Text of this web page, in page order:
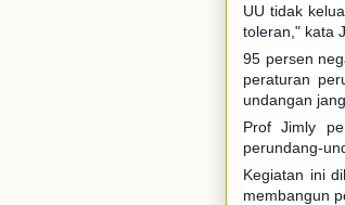
UU tidak
toleran," kata
95 persen
peraturan
undangan
Prof Jimly
perundang-
Kegiatan ini
membangun